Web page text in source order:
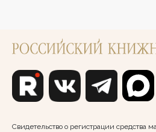
Свидетельство о регистрации средства